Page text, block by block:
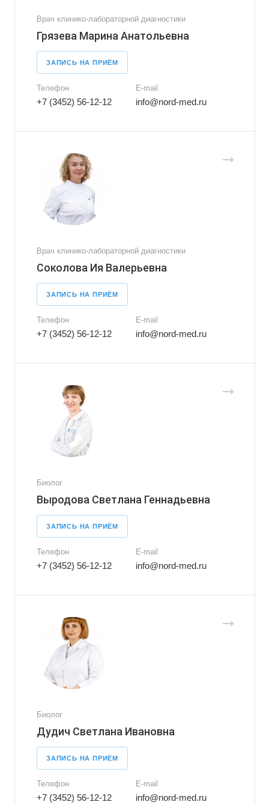
Врач клинико-лабораторной диагностики
Грязева Марина Анатольевна
ЗАПИСЬ НА ПРИЁМ
Телефон
+7 (3452) 56-12-12
E-mail
info@nord-med.ru
Врач клинико-лабораторной диагностики
Соколова Ия Валерьевна
ЗАПИСЬ НА ПРИЁМ
Телефон
+7 (3452) 56-12-12
E-mail
info@nord-med.ru
Биолог
Выродова Светлана Геннадьевна
ЗАПИСЬ НА ПРИЁМ
Телефон
+7 (3452) 56-12-12
E-mail
info@nord-med.ru
Биолог
Дудич Светлана Ивановна
ЗАПИСЬ НА ПРИЁМ
Телефон
+7 (3452) 56-12-12
E-mail
info@nord-med.ru